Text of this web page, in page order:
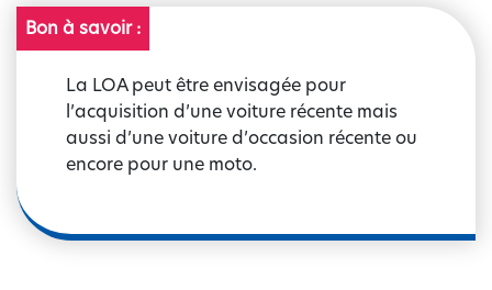
Bon à savoir :
La LOA peut être envisagée pour
l’acquisition d’une voiture récente mais
aussi d’une voiture d’occasion récente ou
encore pour une moto.